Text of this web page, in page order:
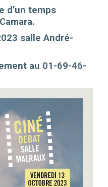
d’un temps
salle André-
au 01-69-46-